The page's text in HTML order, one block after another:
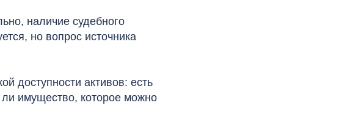
наличие судебного
но вопрос источника
доступности активов: есть
ли имущество, которое можно